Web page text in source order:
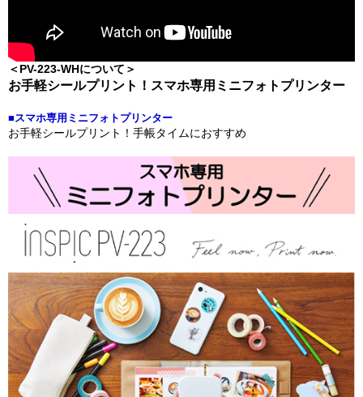
＜PV-223-WHについて＞
お手軽シールプリント！スマホ専用ミニフォトプリンター
■スマホ専用ミニフォトプリンター
お手軽シールプリント！手帳タイムにおすすめ